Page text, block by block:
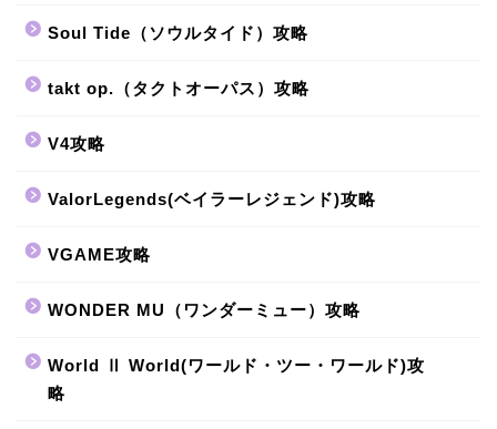
Soul Tide（ソウルタイド）攻略
takt op.（タクトオーパス）攻略
V4攻略
ValorLegends(ベイラーレジェンド)攻略
VGAME攻略
WONDER MU（ワンダーミュー）攻略
World Ⅱ World(ワールド・ツー・ワールド)攻
略